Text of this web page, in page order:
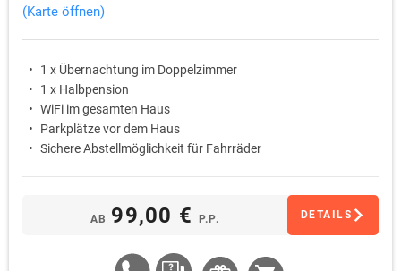
(Karte öffnen)
1 x Übernachtung im Doppelzimmer
1 x Halbpension
WiFi im gesamten Haus
Parkplätze vor dem Haus
Sichere Abstellmöglichkeit für Fahrräder
AB 99,00 € P.P. DETAILS